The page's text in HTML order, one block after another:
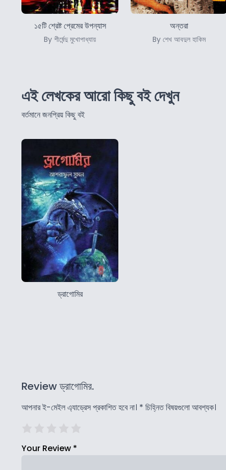
১৫টি শ্রেষ্ট প্রেমের উপন্যাস
By শীর্ষেন্দু মুখোপাধ্যায়
অন্তরা
By শেখ আবদুল হাকিম
এই লেখকের আরো কিছু বই দেখুন
বর্তমানে জনপ্রিয় কিছু বই
ড্রাগোমির
Review ড্রাগোমির.
আপনার ই-মেইল এ্যাড্রেস প্রকাশিত হবে না। * চিহ্নিত বিষয়গুলো আবশ্যক।
Your Review *